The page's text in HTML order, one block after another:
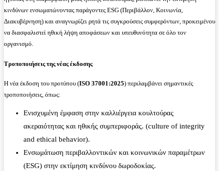
κινδύνων ενσωματώνοντας παράγοντες ESG (Περιβάλλον, Κοινωνία,
Διακυβέρνηση) και αναγνωρίζει ρητά τις συγκρούσεις συμφερόντων, προκειμένου
να διασφαλιστεί ηθική λήψη αποφάσεων και υπευθυνότητα σε όλο τον
οργανισμό.
Τροποποιήσεις της νέας έκδοσης
Η νέα έκδοση του προτύπου (ISO 37001:2025) περιλαμβάνει σημαντικές
τροποποιήσεις, όπως:
Ενισχυμένη έμφαση στην καλλιέργεια κουλτούρας
ακεραιότητας και ηθικής συμπεριφοράς. (culture of integrity
and ethical behavior).
Ενσωμάτωση περιβαλλοντικών και κοινωνικών παραμέτρων
(ESG) στην εκτίμηση κινδύνου δωροδοκίας.